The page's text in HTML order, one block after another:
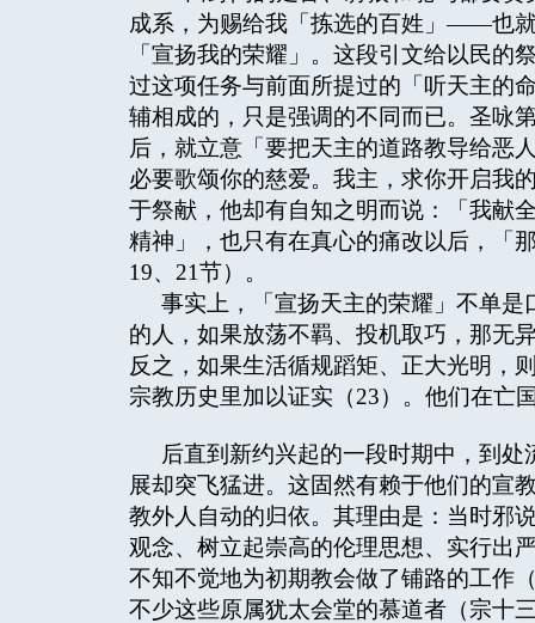
成系，为赐给我「拣选的百姓」——也
「宣扬我的荣耀」。这段引文给以民
过这项任务与前面所提过的「听天主的
辅相成的，只是强调的不同而已。圣咏
后，就立意「要把天主的道路教导给恶
必要歌颂你的慈爱。我主，求你开启我
于祭献，他却有自知之明而说：「我献
精神」，也只有在真心的痛改以后，「
19、21节）。
事实上，「宣扬天主的荣耀」不单
的人，如果放荡不羁、投机取巧，那无
反之，如果生活循规蹈矩、正大光明，
宗教历史里加以证实（23）。他们在亡
后直到新约兴起的一段时期中，到
展却突飞猛进。这固然有赖于他们的宣
教外人自动的归依。其理由是：当时邪
观念、树立起崇高的伦理思想、实行出
不知不觉地为初期教会做了铺路的工作
不少这些原属犹太会堂的慕道者（宗十